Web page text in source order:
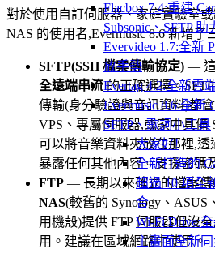
Flacbox 7.4:重建
Subsonic、SFTP
Evervideo 1.7:全新
放手勢
Evertag 4.2:全新雲
Evermusic 8.6:全新
SFTP、歌詞小工具
大家好!
全新打造的
超過 10 項全
合
Wi-Fi Drive:
主畫面全新
對於使用自訂伺服器、家庭實驗室
NAS 的使用者,Evermusic 8.6 新增了
SFTP(SSH 檔案傳輸協定) —
全遠端串流的正確選擇。
傳輸(身分驗證與音訊資料)都
VPS、專屬伺服器,或家中具備
可以將音樂資料夾放在那裡,
暴露任何其他內容。支援密碼
FTP — 長期以來確立的檔案
NAS(較舊的 Synology、ASUS
用機殼)提供 FTP 伺服器但沒
用。建議在區域網路中使用。